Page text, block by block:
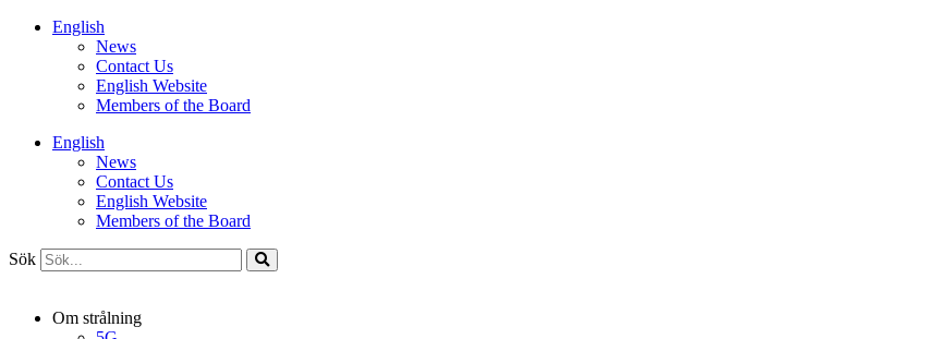
HoppaEnglish
News
Contact Us
English Website
Members of the Board
English
News
Contact Us
English Website
Members of the Board
Sök
Om strålning